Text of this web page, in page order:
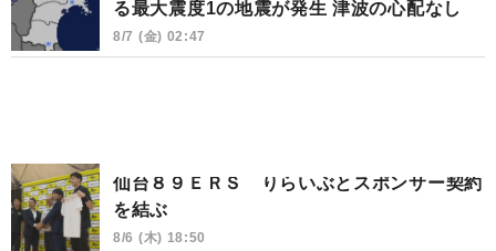
る最大震度1の地震が発生 津波の心配なし
8/7 (金) 02:47
仙台８９ＥＲＳ りらいぶとスポンサー契約
を結ぶ
8/6 (木) 18:50